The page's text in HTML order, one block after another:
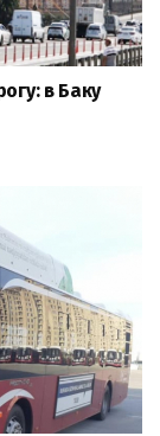
в Баку